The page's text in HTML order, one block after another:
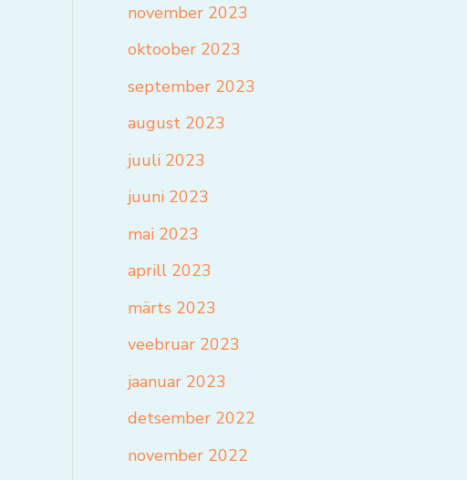
november 2023
oktoober 2023
september 2023
august 2023
juuli 2023
juuni 2023
mai 2023
aprill 2023
märts 2023
veebruar 2023
jaanuar 2023
detsember 2022
november 2022